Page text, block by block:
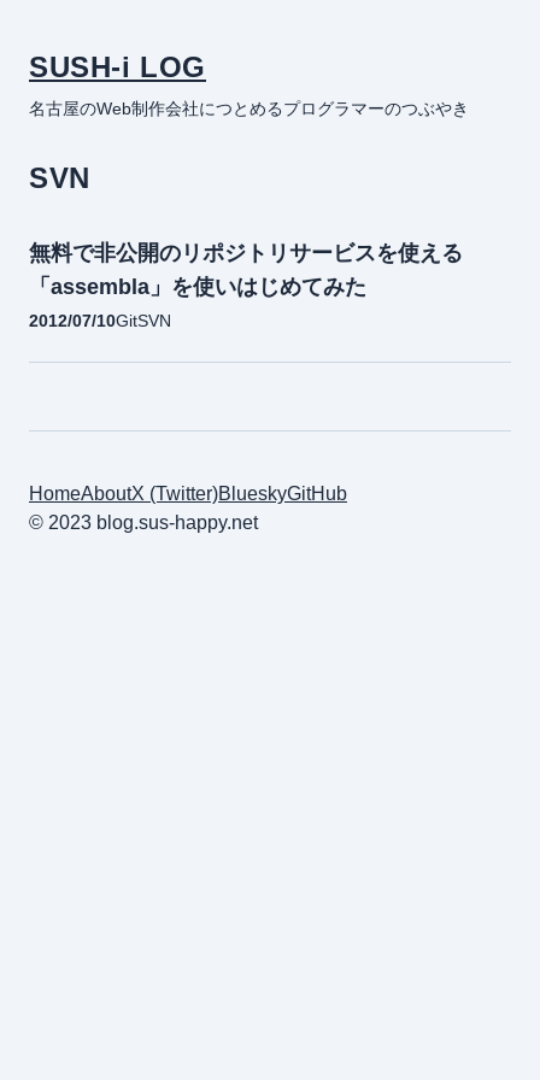
SUSH-i LOG
名古屋のWeb制作会社につとめるプログラマーのつぶやき
SVN
無料で非公開のリポジトリサービスを使える
「assembla」を使いはじめてみた
2012/07/10GitSVN
HomeAboutX (Twitter)BlueskyGitHub
© 2023 blog.sus-happy.net